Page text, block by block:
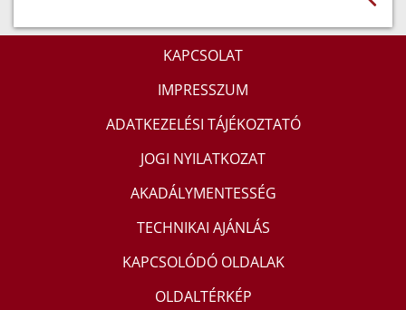
KAPCSOLAT
IMPRESSZUM
ADATKEZELÉSI TÁJÉKOZTATÓ
JOGI NYILATKOZAT
AKADÁLYMENTESSÉG
TECHNIKAI AJÁNLÁS
KAPCSOLÓDÓ OLDALAK
OLDALTÉRKÉP